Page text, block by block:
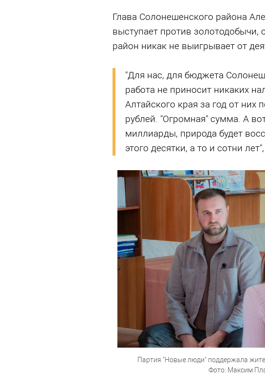
Глава Солонешенского района
выступает против золотодобычи,
район никак не выигрывает от
"Для нас, для бюджета
работа не приносит никаких
Алтайского края за год от них
рублей. "Огромная" сумма. А
миллиарды, природа будет
этого десятки, а то и сотни
Партия "Новые люди" поддержала
Фото: Максим